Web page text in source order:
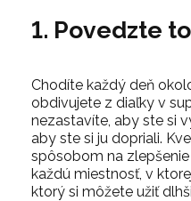
1. Povedzte
Chodíte každý deň
obdivujete z diaľky v
nezastavíte, aby ste si
aby ste si ju dopriali.
spôsobom na
každú miestnosť, v
ktorý si môžete užiť